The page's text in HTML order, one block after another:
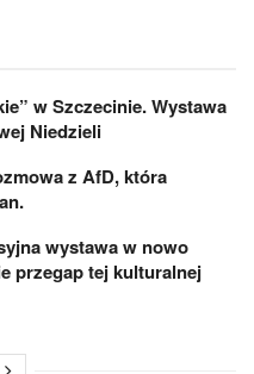
w Szczecinie. Wystawa
Niedzieli
z AfD, która
wystawa w nowo
przegap tej kulturalnej